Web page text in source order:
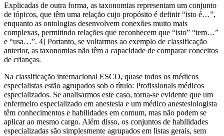
Explicadas de outra forma, as taxonomias representam um conjunto
de tópicos, que têm uma relação cujo propósito é definir “isto é…”,
enquanto as ontologias desenvolvem conexões muito mais
complexas, permitindo relações que reconhecem que “isto” “tem…”
e “usa…”. 4] Portanto, se voltarmos ao exemplo de classificação
anterior, as taxonomias não têm a capacidade de comparar conceitos
de crianças.
Na classificação internacional ESCO, quase todos os médicos
especialistas estão agrupados sob o título: Profissionais médicos
especializados. Se analisarmos este caso, torna-se evidente que um
enfermeiro especializado em anestesia e um médico anestesiologista
têm conhecimentos e habilidades em comum, mas não podem se
aplicar ao mesmo cargo. Além disso, os conjuntos de habilidades
especializadas são simplesmente agrupados em listas gerais, sem